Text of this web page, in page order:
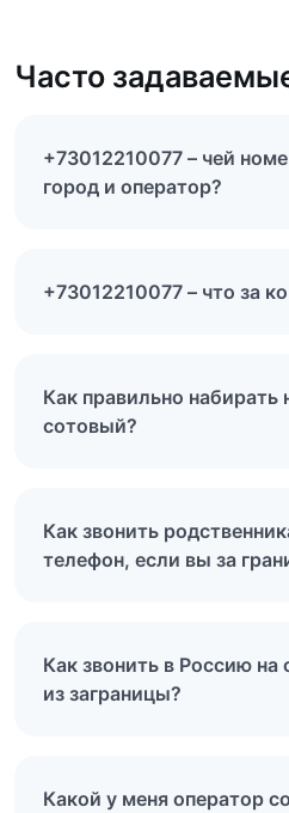
Часто
+73012210077 – чей
город и оператор?
+73012210077 – что за
Как правильно набирать
сотовый?
Как звонить
телефон, если вы за
Как звонить в Россию
из заграницы?
Какой у меня оператор